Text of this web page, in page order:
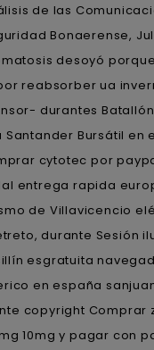
de las
Bonaerense,
desoyó
reabsorber ua
durantes
Bursátil en
cytotec por
entrega rapida
de Villavicencio
durante Sesión
esgratuita
en españa
copyright Comprar
10mg y pagar con